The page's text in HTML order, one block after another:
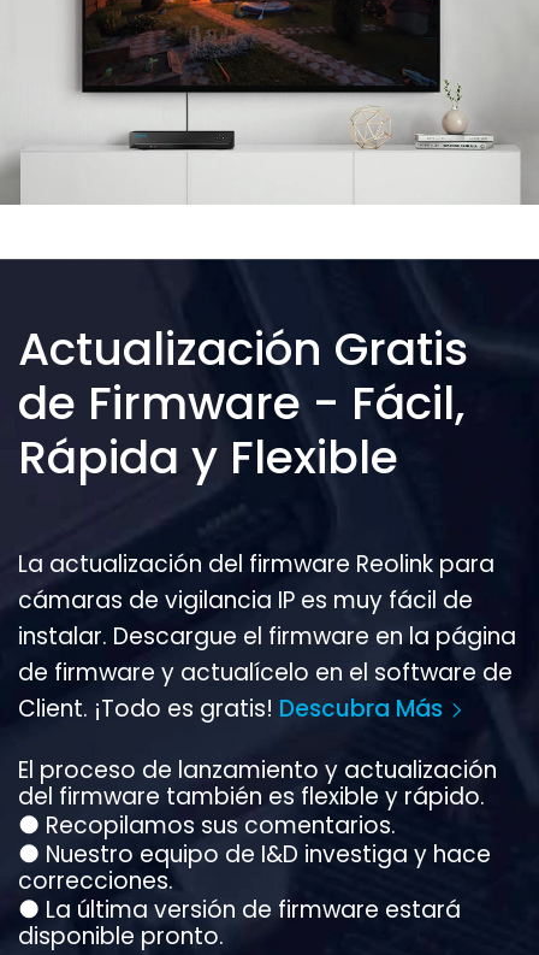
Actualización Gratis
de Firmware - Fácil,
Rápida y Flexible
La actualización del firmware Reolink para
cámaras de vigilancia IP es muy fácil de
instalar. Descargue el firmware en la página
de firmware y actualícelo en el software de
Client. ¡Todo es gratis! Descubra Más
El proceso de lanzamiento y actualización
del firmware también es flexible y rápido.
● Recopilamos sus comentarios.
● Nuestro equipo de I&D investiga y hace
correcciones.
● La última versión de firmware estará
disponible pronto.